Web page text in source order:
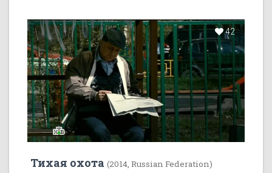
42
Тихая охота (2014, Russian Federation)